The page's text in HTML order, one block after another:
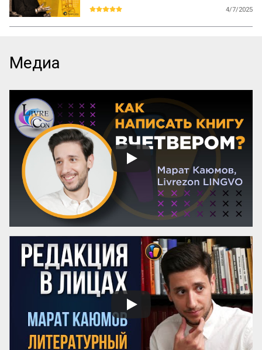
сохранить наследие
4/7/2025
можно найти, изучив опыт Марии
Монтессори — педагога, который не
только разработал уникальную систему
воспитания, но и создал механизм её
сохранения и развития по всему миру.
Эти вопросы особенно актуальны для
женщин-новаторов, которые
разрабатывают авторские методики, но
сталкиваются с трудностями в их
продвижении и институ...
Медиа